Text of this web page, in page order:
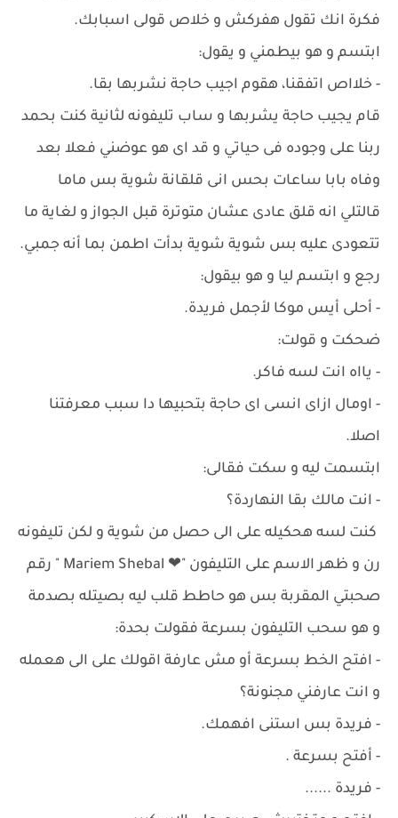
فكرة انك تقول هفركش و خلاص قولى اسبابك.
ابتسم و هو بيطمني و يقول:
- خلااص اتفقنا، هقوم اجيب حاجة نشربها بقا.
قام يجيب حاجة يشربها و ساب تليفونه لثانية كنت بحمد
ربنا على وجوده فى حياتي و قد اى هو عوضني فعلا بعد
وفاه بابا ساعات بحس انى قلقانة شوية بس ماما
قالتلي انه قلق عادى عشان متوترة قبل الجواز و لغاية ما
تتعودى عليه بس شوية شوية بدأت اطمن بما أنه جمبي.
رجع و ابتسم ليا و هو بيقول:
- أحلى أيس موكا لأجمل فريدة.
ضحكت و قولت:
- يااه انت لسه فاكر.
- اومال ازاى انسى اى حاجة بتحبيها دا سبب معرفتنا
اصلا.
ابتسمت ليه و سكت فقالى:
- انت مالك بقا النهاردة؟
كنت لسه هحكيله على الى حصل من شوية و لكن تليفونه
رن و ظهر الاسم على التليفون "❤ Mariem Shebal " رقم
صحبتي المقربة بس هو حاطط قلب ليه بصيتله بصدمة
و هو سحب التليفون بسرعة فقولت بحدة:
- افتح الخط بسرعة أو مش عارفة اقولك على الى هعمله
و انت عارفني مجنونة؟
- فريدة بس استنى افهمك.
- أفتح بسرعة .
- فريدة ......